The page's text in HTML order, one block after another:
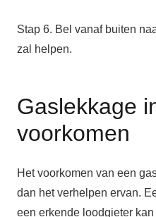
Stap 6. Bel vanaf buiten
zal helpen.
Gaslekkage
voorkomen
Het voorkomen van een
dan het verhelpen ervan.
een erkende loodgieter